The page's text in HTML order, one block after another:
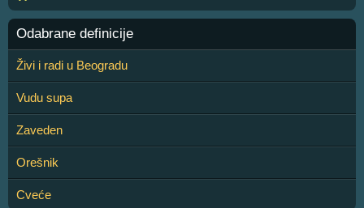
Odabrane definicije
Živi i radi u Beogradu
Vudu supa
Zaveden
Orešnik
Cveće